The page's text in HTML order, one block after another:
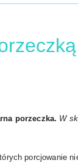
porzeczka. W
porcjowanie